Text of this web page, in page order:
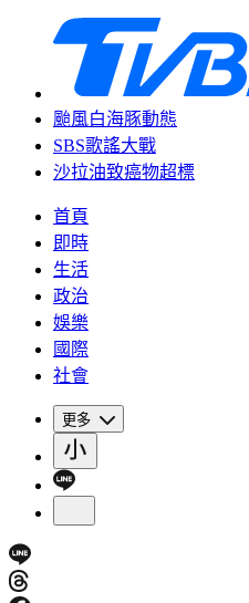
颱風白海豚動態
SBS歌謠大戰
沙拉油致癌物超標
首頁
即時
生活
政治
娛樂
國際
社會
更多